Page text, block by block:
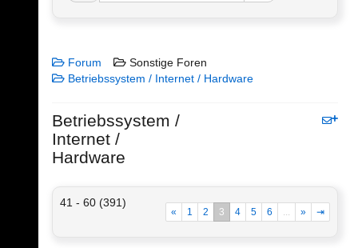
Forum
Sonstige Foren
Betriebssystem / Internet / Hardware
Betriebssystem /
Internet /
Hardware
41 - 60 (391)
« 1 2 3 4 5 6 ... » ⇥